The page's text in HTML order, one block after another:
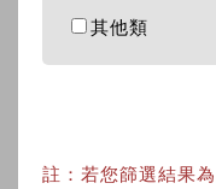
其他類
註：若您篩選結果